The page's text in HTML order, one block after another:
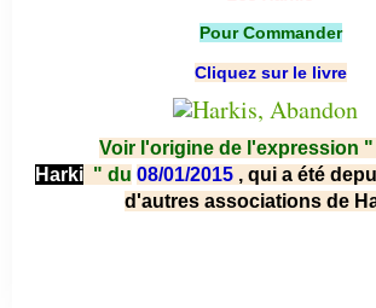
Pour Commander
Cliquez sur le livre
Voir l'origine de l'expression "
Harki " du 08/01/2015 , qui a été
d'autres associations de